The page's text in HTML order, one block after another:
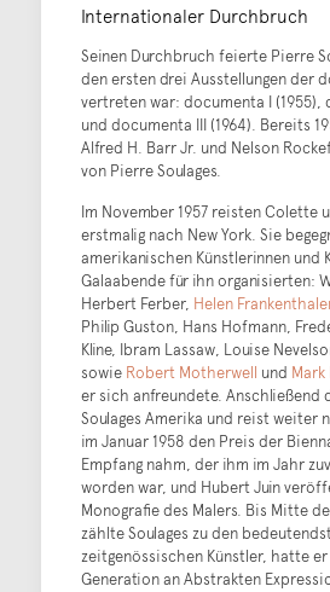
Internationaler Durchbruch
Seinen Durchbruch feierte Pierre
den ersten drei Ausstellungen der
vertreten war: documenta I (1955),
und documenta III (1964). Bereits
Alfred H. Barr Jr. und Nelson
von Pierre Soulages.
Im November 1957 reisten Colette
erstmalig nach New York. Sie
amerikanischen Künstlerinnen und
Galaabende für ihn organisierten:
Herbert Ferber, Helen
Philip Guston, Hans Hofmann,
Kline, Ibram Lassaw, Louise
sowie Robert Motherwell und
er sich anfreundete. Anschließend
Soulages Amerika und reist weiter
im Januar 1958 den Preis der
Empfang nahm, der ihm im Jahr
worden war, und Hubert Juin
Monografie des Malers. Bis Mitte
zählte Soulages zu den
zeitgenössischen Künstler, hatte
Generation an Abstrakten